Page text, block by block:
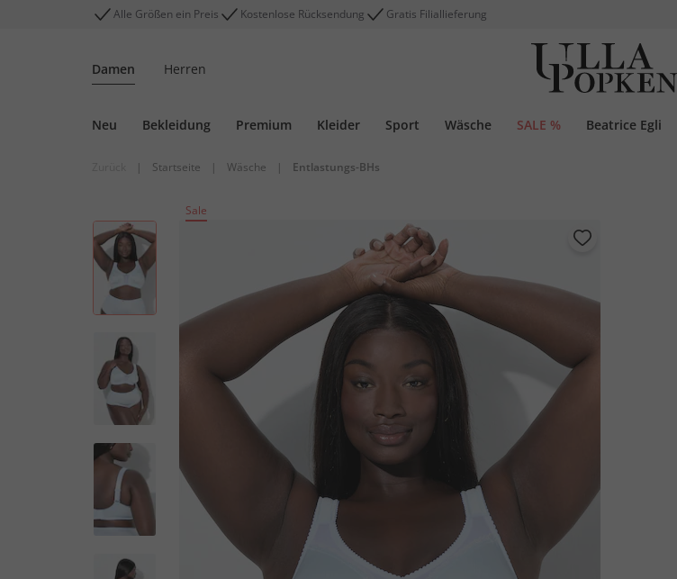
Alle Größen ein Preis Kostenlose Rücksendung Gratis Filiallieferung
Damen Herren
Neu Bekleidung Premium Kleider Sport Wäsche SALE % Beatrice Egli
| Startseite | Wäsche | Entlastungs-BHs
Sale